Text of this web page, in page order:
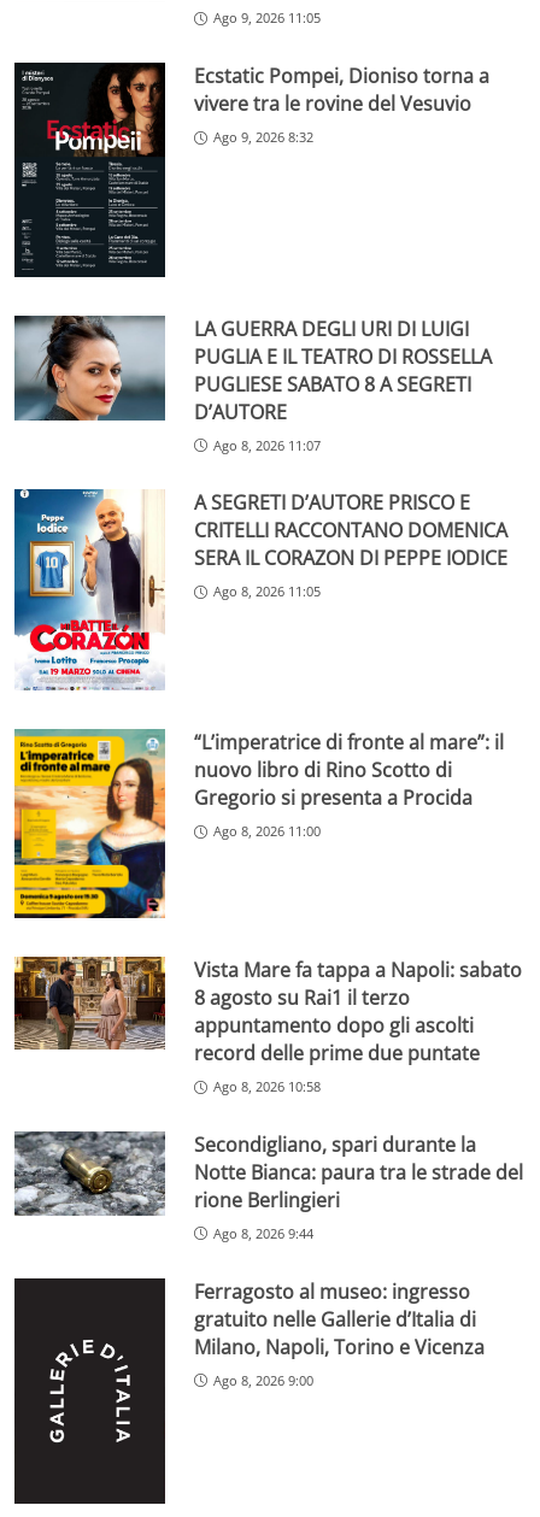
Ago 9, 2026 11:05
Ecstatic Pompei, Dioniso torna a
vivere tra le rovine del Vesuvio
Ago 9, 2026 8:32
LA GUERRA DEGLI URI DI LUIGI
PUGLIA E IL TEATRO DI ROSSELLA
PUGLIESE SABATO 8 A SEGRETI
D’AUTORE
Ago 8, 2026 11:07
A SEGRETI D’AUTORE PRISCO E
CRITELLI RACCONTANO DOMENICA
SERA IL CORAZON DI PEPPE IODICE
Ago 8, 2026 11:05
“L’imperatrice di fronte al mare”: il
nuovo libro di Rino Scotto di
Gregorio si presenta a Procida
Ago 8, 2026 11:00
Vista Mare fa tappa a Napoli: sabato
8 agosto su Rai1 il terzo
appuntamento dopo gli ascolti
record delle prime due puntate
Ago 8, 2026 10:58
Secondigliano, spari durante la
Notte Bianca: paura tra le strade del
rione Berlingieri
Ago 8, 2026 9:44
Ferragosto al museo: ingresso
gratuito nelle Gallerie d’Italia di
Milano, Napoli, Torino e Vicenza
Ago 8, 2026 9:00